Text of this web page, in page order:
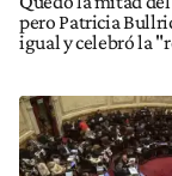
pero Patricia
igual y celebró la